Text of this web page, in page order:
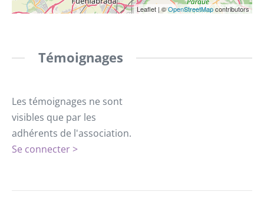
Leaflet |©OpenStreetMapcontributors
Témoignages
Les témoignages ne sont
visibles que par les
adhérents de l'association.
Se connecter >